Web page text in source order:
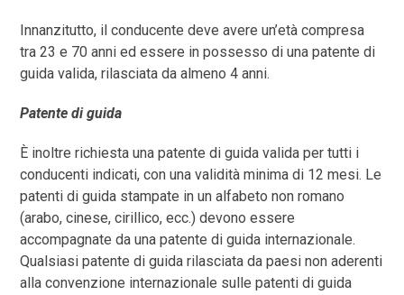
Innanzitutto, il conducente deve avere un’età compresa
tra 23 e 70 anni ed essere in possesso di una patente di
guida valida, rilasciata da almeno 4 anni.
Patente di guida
È inoltre richiesta una patente di guida valida per tutti i
conducenti indicati, con una validità minima di 12 mesi. Le
patenti di guida stampate in un alfabeto non romano
(arabo, cinese, cirillico, ecc.) devono essere
accompagnate da una patente di guida internazionale.
Qualsiasi patente di guida rilasciata da paesi non aderenti
alla convenzione internazionale sulle patenti di guida